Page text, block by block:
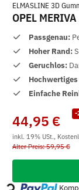
ELMASLINE 3D
OPEL
Passgenau:
Hoher Rand:
Geruchlos:
Einfache
-
44,95 €
inkl. 19% USt.,
Alter Preis: 59,95 €
Loading...